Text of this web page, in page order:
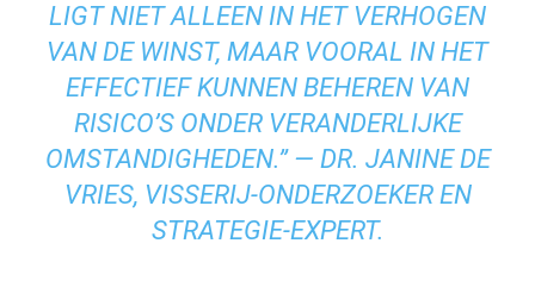
LIGT NIET ALLEEN IN HET VERHOGEN
VAN DE WINST, MAAR VOORAL IN HET
EFFECTIEF KUNNEN BEHEREN VAN
RISICO’S ONDER VERANDERLIJKE
OMSTANDIGHEDEN.” — DR. JANINE DE
VRIES, VISSERIJ-ONDERZOEKER EN
STRATEGIE-EXPERT.